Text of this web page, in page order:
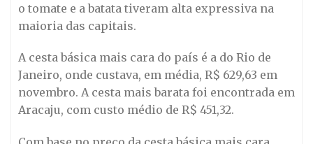
o tomate e a batata tiveram alta expressiva na
maioria das capitais.
A cesta básica mais cara do país é a do Rio de
Janeiro, onde custava, em média, R$ 629,63 em
novembro. A cesta mais barata foi encontrada em
Aracaju, com custo médio de R$ 451,32.